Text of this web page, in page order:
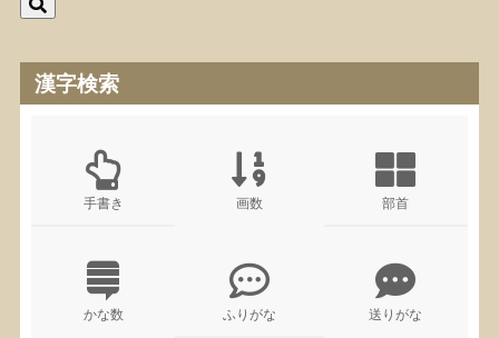
漢字検索
手書き 画数 部首
かな数 ふりがな 送りがな